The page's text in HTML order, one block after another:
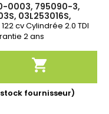
0003, 795090-3,
03L253016S,
03L253016SV300
cv Cylindrée 2.0 TDI
2 ans

fournisseur)